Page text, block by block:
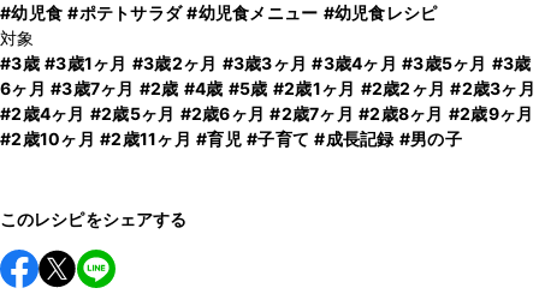
#幼児食 #ポテトサラダ #幼児食メニュー #幼児食レシピ
#3歳 #3歳1ヶ月 #3歳2ヶ月 #3歳3ヶ月 #3歳4ヶ月 #3歳5ヶ月 #3歳
6ヶ月 #3歳7ヶ月 #2歳 #4歳 #5歳 #2歳1ヶ月 #2歳2ヶ月 #2歳3ヶ月
#2歳4ヶ月 #2歳5ヶ月 #2歳6ヶ月 #2歳7ヶ月 #2歳8ヶ月 #2歳9ヶ月
#2歳10ヶ月 #2歳11ヶ月 #育児 #子育て #成長記録 #男の子
このレシピをシェアする